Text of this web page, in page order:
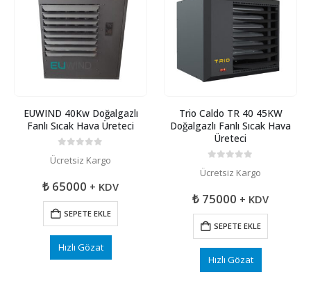
EUWIND 40Kw Doğalgazlı
Fanlı Sıcak Hava Üreteci
Ücretsiz Kargo
₺ 65000 + KDV
SEPETE EKLE
Hızlı Gözat
Trio Caldo TR 40 45KW
Doğalgazlı Fanlı Sıcak Hava
Üreteci
Ücretsiz Kargo
₺ 75000 + KDV
SEPETE EKLE
Hızlı Gözat